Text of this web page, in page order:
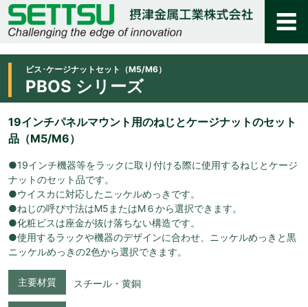
ビス･ケージナットセット（M5/M6）
PBOS シリーズ
19インチパネルマウント用のねじとケージナットのセット
品（M5/M6）
●19インチ機器等をラックに取り付ける際に使用するねじとケージ
ナットのセット品です。
●ウイスカに対応したニッケルめっきです。
●ねじの呼び寸法はM5またはM６から選択できます。
●化粧ビスは座金が抜け落ちない構造です。
●使用するラックや機器のデザインに合わせ、ニッケルめっきと黒
ニッケルめっきの2色から選択できます。
主要材質 スチール・黄銅